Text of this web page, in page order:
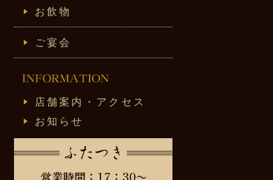
お飲物
ご宴会
店舗案内・アクセス
お知らせ